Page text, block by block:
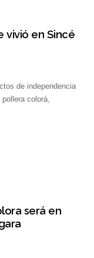
vivió en Sincé
de independencia
colorá,
será en